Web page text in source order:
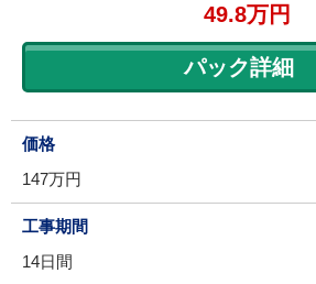
49.8万円
パック詳細
価格
147万円
工事期間
14日間